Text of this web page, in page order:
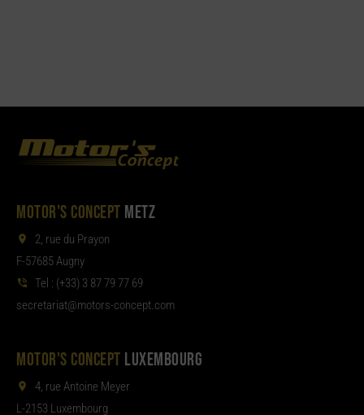
MOTOR'S CONCEPT METZ
2, rue du Prayon
F-57685 Augny
Tel : (+33) 3 87 79 77 69
moc.tpecnoc-sro
tom@tair
aterces
MOTOR'S CONCEPT LUXEMBOURG
4, rue Antoine Meyer
L-2153 Luxembourg